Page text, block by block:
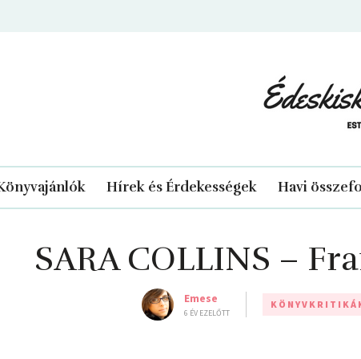
Hírek és Érdekességek Havi
SARA COLLINS –
Emese
6 ÉV EZELŐTT